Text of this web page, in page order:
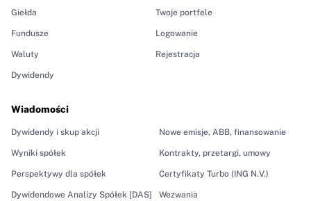
Giełda
Fundusze
Waluty
Dywidendy
Wiadomości
Dywidendy i skup akcji
Wyniki spółek
Perspektywy dla spółek
Dywidendowe Analizy Spółek [DAS]
Nowe emisje, ABB, finansowanie
Kontrakty, przetargi, umowy
Certyfikaty Turbo (ING N.V.)
Wezwania
Twoje portfele
Logowanie
Rejestracja